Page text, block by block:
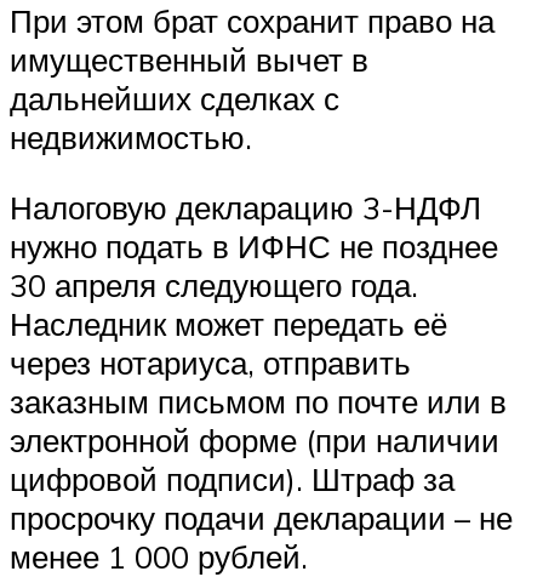
При этом брат сохранит право на
имущественный вычет в
дальнейших сделках с
недвижимостью.
Налоговую декларацию 3-НДФЛ
нужно подать в ИФНС не позднее
30 апреля следующего года.
Наследник может передать её
через нотариуса, отправить
заказным письмом по почте или в
электронной форме (при наличии
цифровой подписи). Штраф за
просрочку подачи декларации – не
менее 1 000 рублей.